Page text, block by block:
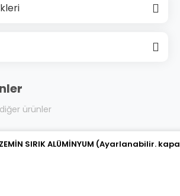
ürünler
ZEMİN SIRIK ALÜMİNYUM (Ayarlanabilir.